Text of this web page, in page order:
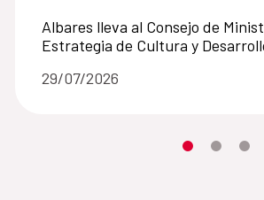
Albares lleva al Consejo de
Estrategia de Cultura y
29/07/2026
Desplaza el